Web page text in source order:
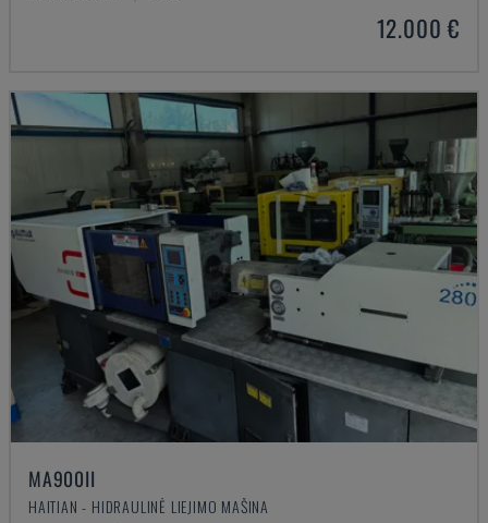
12.000 €
MA900ІІ
HAITIAN - HIDRAULINĖ LIEJIMO MAŠINA